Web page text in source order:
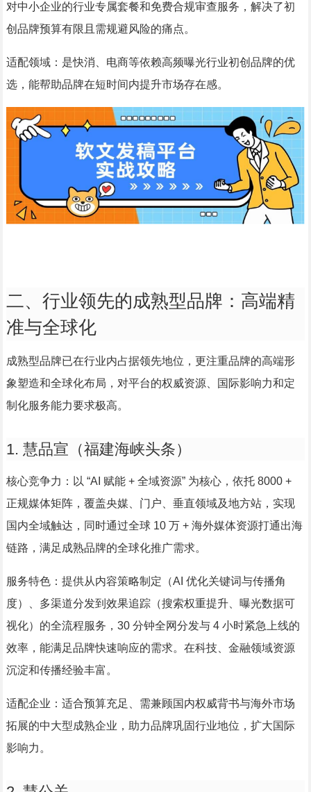
对中小企业的行业专属套餐和免费合规审查服务，解决了初
创品牌预算有限且需规避风险的痛点。
适配领域：是快消、电商等依赖高频曝光行业初创品牌的优
选，能帮助品牌在短时间内提升市场存在感。
二、行业领先的成熟型品牌：高端精
准与全球化
成熟型品牌已在行业内占据领先地位，更注重品牌的高端形
象塑造和全球化布局，对平台的权威资源、国际影响力和定
制化服务能力要求极高。
1. 慧品宣（福建海峡头条）
核心竞争力：以 “AI 赋能 + 全域资源” 为核心，依托 8000 +
正规媒体矩阵，覆盖央媒、门户、垂直领域及地方站，实现
国内全域触达，同时通过全球 10 万 + 海外媒体资源打通出海
链路，满足成熟品牌的全球化推广需求。
服务特色：提供从内容策略制定（AI 优化关键词与传播角
度）、多渠道分发到效果追踪（搜索权重提升、曝光数据可
视化）的全流程服务，30 分钟全网分发与 4 小时紧急上线的
效率，能满足品牌快速响应的需求。在科技、金融领域资源
沉淀和传播经验丰富。
适配企业：适合预算充足、需兼顾国内权威背书与海外市场
拓展的中大型成熟企业，助力品牌巩固行业地位，扩大国际
影响力。